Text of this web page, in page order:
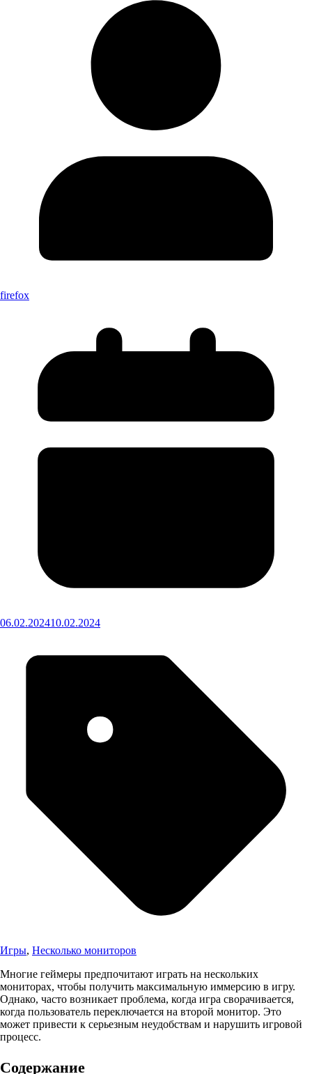
firefox
06.02.202410.02.2024
Игры, Несколько мониторов
Многие геймеры предпочитают играть на нескольких
мониторах, чтобы получить максимальную иммерсию в игру.
Однако, часто возникает проблема, когда игра сворачивается,
когда пользователь переключается на второй монитор. Это
может привести к серьезным неудобствам и нарушить игровой
процесс.
Содержание